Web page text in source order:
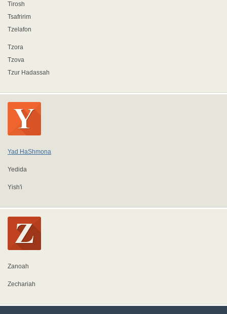
Tirosh
Tsafririm
Tzelafon
Tzora
Tzova
Tzur Hadassah
Yad HaShmona
Yedida
Yish'i
Zanoah
Zechariah